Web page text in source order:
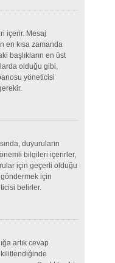
içerir. Mesaj
en kısa zamanda
başlıkların en üst
olduğu gibi,
yöneticisi
duyuruların
bilgileri içerirler,
için geçerli olduğu
için
belirler.
artık cevap
kilitlendiğinde